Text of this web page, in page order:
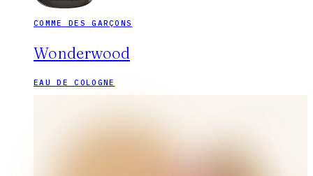
COMME DES GARÇONS
Wonderwood
EAU DE COLOGNE